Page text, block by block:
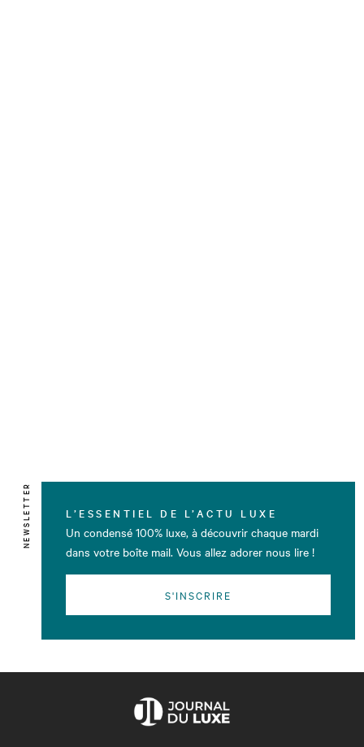
NEWSLETTER L’ESSENTIEL DE L’ACTU LUXE
Un condensé 100% luxe, à découvrir chaque mardi
dans votre boîte mail. Vous allez adorer nous lire !
S'INSCRIRE